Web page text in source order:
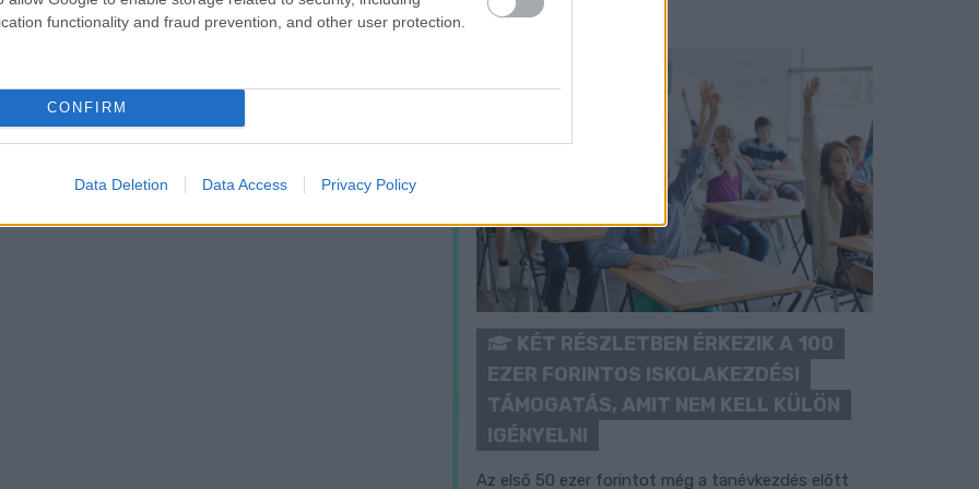
functionality and fraud prevention, and other user protection.
CONFIRM
Data Deletion Data Access Privacy Policy
KÉT RÉSZLETBEN ÉRKEZIK A 100
EZER FORINTOS ISKOLAKEZDÉSI
TÁMOGATÁS, AMIT NEM KELL KÜLÖN
IGÉNYELNI
Az első 50 ezer forintot még a tanévkezdés előtt